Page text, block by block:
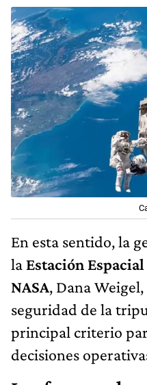
En esta sentido, la
la Estación
NASA, Dana
seguridad de la
principal criterio
decisiones